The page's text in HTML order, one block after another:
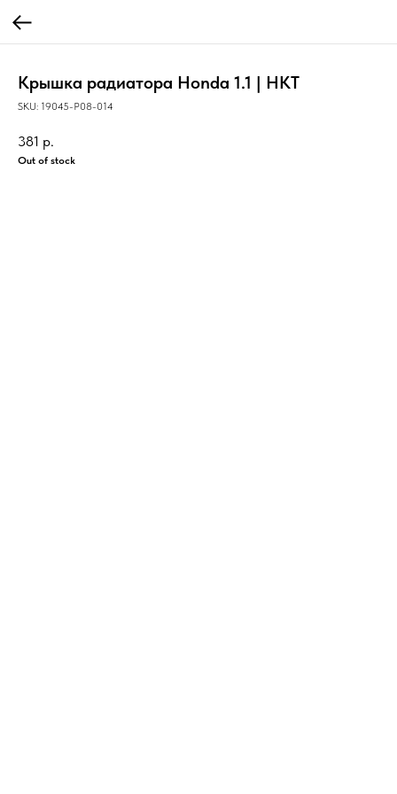
Крышка радиатора Honda 1.1 | HKT
SKU: 19045-P08-014
381 р.
Out of stock